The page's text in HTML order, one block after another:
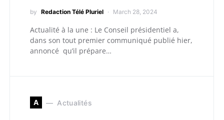
by Redaction Télé Pluriel March 28, 2024
Actualité à la une : Le Conseil présidentiel a,
dans son tout premier communiqué publié hier,
annoncé qu’il prépare…
A Actualités